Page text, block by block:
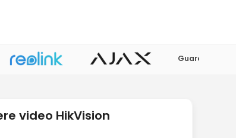
Guard View
video HikVision